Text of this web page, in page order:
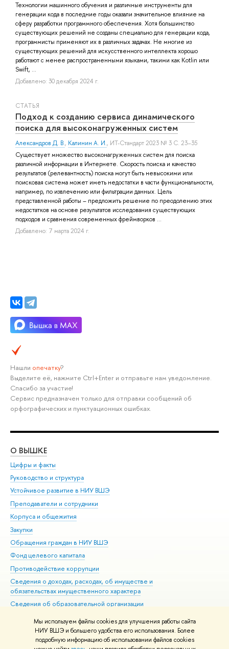
Мы используем файлы cookies для улучшения работы сайта
НИУ ВШЭ и большего удобства его использования. Более
подробную информацию об использовании файлов cookies
Технологии машинного обучения и различные инструменты для
генерации кода в последние годы оказали значительное влияние на
сферу разработки программного обеспечения. Хотя большинство
существующих решений не созданы специально для генерации кода,
программисты применяют их в различных задачах. Не многие из
существующих решений для искусственного интеллекта хорошо
работают с менее распространенными языками, такими как Kotlin или
Swift, ...
Добавлено: 30 декабря 2024 г.
СТАТЬЯ
Подход к созданию сервиса динамического
поиска для высоконагруженных систем
Александров Д. В., Калинин А. И., ИТ-Стандарт 2023 № 3 С. 23–35
Существует множество высоконагруженных систем для поиска
различной информации в Интернете. Скорость поиска и качество
результатов (релевантность) поиска могут быть невысокими или
поисковая система может иметь недостатки в части функциональности,
например, по извлечению или фильтрации данных. Цель
представленной работы – предложить решение по преодолению этих
недостатков на основе результатов исследования существующих
подходов и сравнения современных фреймворков ...
Добавлено: 7 марта 2024 г.
Нашли опечатку?
Выделите её, нажмите Ctrl+Enter и отправьте нам уведомление.
Спасибо за участие!
Сервис предназначен только для отправки сообщений об
орфографических и пунктуационных ошибках.
О ВЫШКЕ
Цифры и факты
Руководство и структура
Устойчивое развитие в НИУ ВШЭ
Преподаватели и сотрудники
Корпуса и общежития
Закупки
Обращения граждан в НИУ ВШЭ
Фонд целевого капитала
Противодействие коррупции
Сведения о доходах, расходах, об имуществе и
обязательствах имущественного характера
Сведения об образовательной организации
Людям с ограниченными возможностями здоровья
Единая платежная страница
Работа в Вышке